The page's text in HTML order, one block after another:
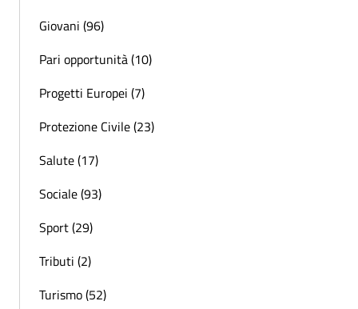
Giovani (96)
Pari opportunità (10)
Progetti Europei (7)
Protezione Civile (23)
Salute (17)
Sociale (93)
Sport (29)
Tributi (2)
Turismo (52)